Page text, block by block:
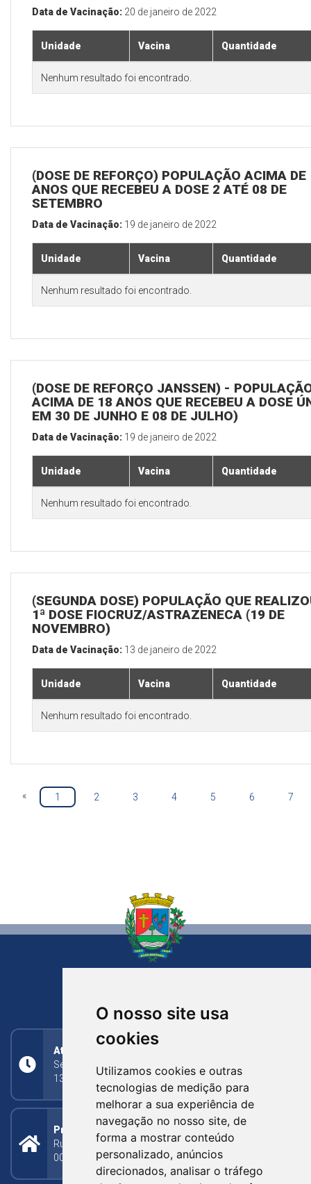
O nosso site usa
cookies
Utilizamos cookies e outras
tecnologias de medição para
melhorar a sua experiência de
navegação no nosso site, de
forma a mostrar conteúdo
personalizado, anúncios
direcionados, analisar o tráfego
Data de Vacinação: 20 de janeiro de 2022
Unidade Vacina Quantidade
Nenhum resultado foi encontrado.
(DOSE DE REFORÇO) POPULAÇÃO ACIMA DE
ANOS QUE RECEBEU A DOSE 2 ATÉ 08 DE
SETEMBRO
Data de Vacinação: 19 de janeiro de 2022
Unidade Vacina Quantidade
Nenhum resultado foi encontrado.
(DOSE DE REFORÇO JANSSEN) -
ACIMA DE 18 ANOS QUE RECEBEU A DOSE
EM 30 DE JUNHO E 08 DE JULHO)
Data de Vacinação: 19 de janeiro de 2022
Unidade Vacina Quantidade
Nenhum resultado foi encontrado.
(SEGUNDA DOSE) POPULAÇÃO QUE
1ª DOSE FIOCRUZ/ASTRAZENECA (19 DE
NOVEMBRO)
Data de Vacinação: 13 de janeiro de 2022
Unidade Vacina Quantidade
Nenhum resultado foi encontrado.
« 1 2 3 4 5 6 7
Atendimento
Segunda a Sexta: 8h às 11h30min (manhã);
13h30min às 17h (tarde)
Prefeitura Municipal
Rua Silva Jardim, 505 - Bairro Centro - CEP: 95340-
000